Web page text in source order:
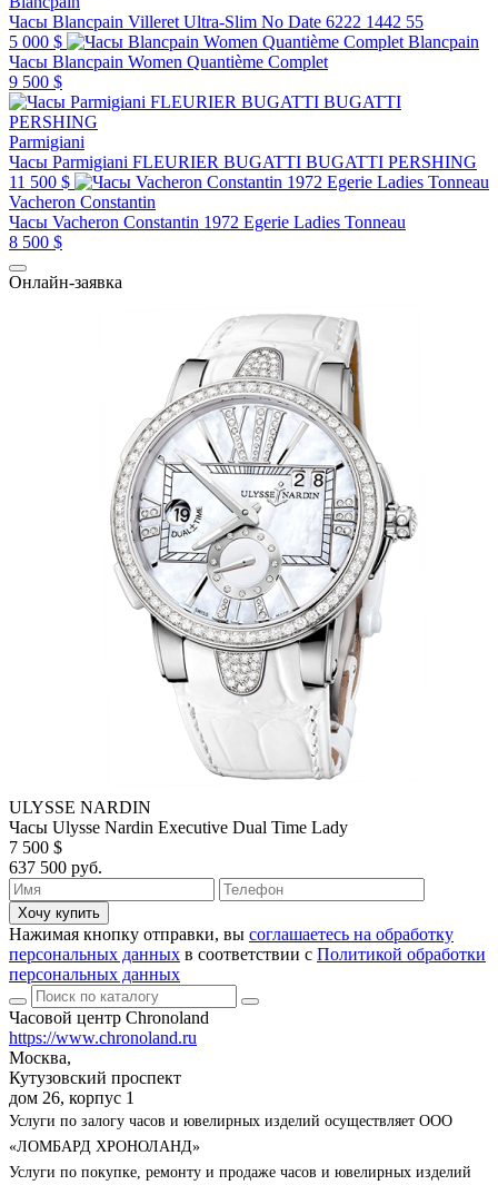
Часы Blancpain Villeret Ultra-Slim No Date 6222 1442 55
5 000 $
Blancpain
Часы Blancpain Women Quantième Complet
9 500 $
Parmigiani
Часы Parmigiani FLEURIER BUGATTI BUGATTI PERSHING
11 500 $
Vacheron Constantin
Часы Vacheron Constantin 1972 Egerie Ladies Tonneau
8 500 $
Онлайн-заявка
ULYSSE NARDIN
Часы Ulysse Nardin Executive Dual Time Lady
7 500 $
637 500 руб.
Хочу купить
Нажимая кнопку отправки, вы соглашаетесь на обработку
персональных данных в соответствии с Политикой обработки
персональных данных
Часовой центр Chronoland
https://www.chronoland.ru
Москва,
Кутузовский проспект
дом 26, корпус 1
Услуги по залогу часов и ювелирных изделий осуществляет ООО
«ЛОМБАРД ХРОНОЛАНД»
Услуги по покупке, ремонту и продаже часов и ювелирных изделий